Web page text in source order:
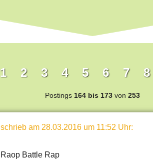
1 2 3 4 5 6 7 8
Postings 164 bis 173 von 253
schrieb am 28.03.2016 um 11:52 Uhr:
Raop Battle Rap